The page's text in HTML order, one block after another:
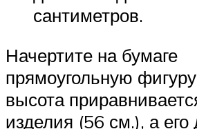
сантиметров.
Начертите на бумаге
прямоугольную
высота
изделия (56 см.), а